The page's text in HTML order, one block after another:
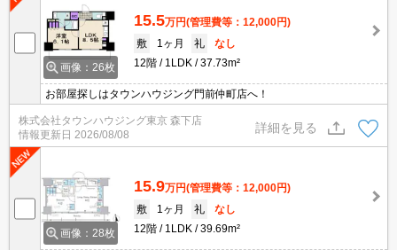
画像：26枚
15.5万円(管理費等：12,000円)
敷
1ヶ月 礼
なし
12階
1LDK 37.73m²
お部屋探しはタウンハウジング門前仲町店へ！
株式会社タウンハウジング東京 森下店
情報更新日 2026/08/08
詳細を見る
画像：28枚
15.9万円(管理費等：12,000円)
敷
1ヶ月 礼
なし
12階
1LDK 39.69m²